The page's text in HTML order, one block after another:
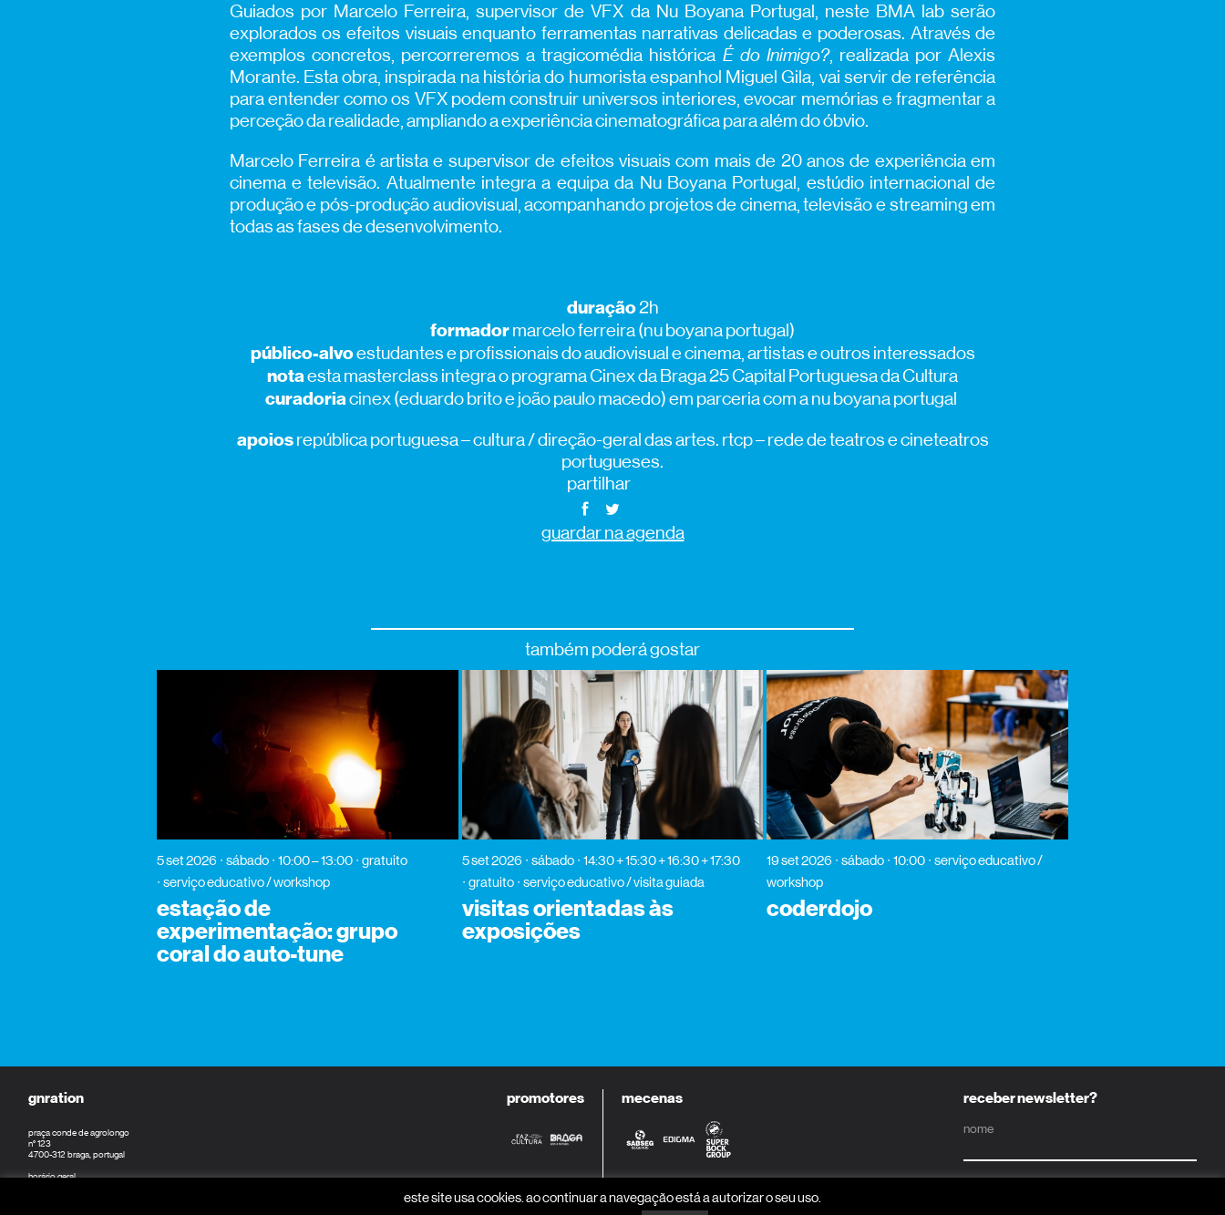
Guiados por Marcelo Ferreira, supervisor de VFX da Nu Boyana Portugal, neste BMA lab serão
explorados os efeitos visuais enquanto ferramentas narrativas delicadas e poderosas. Através de
exemplos concretos, percorreremos a tragicomédia histórica É do Inimigo?, realizada por Alexis
Morante. Esta obra, inspirada na história do humorista espanhol Miguel Gila, vai servir de referência
para entender como os VFX podem construir universos interiores, evocar memórias e fragmentar a
perceção da realidade, ampliando a experiência cinematográfica para além do óbvio.
Marcelo Ferreira é artista e supervisor de efeitos visuais com mais de 20 anos de experiência em
cinema e televisão. Atualmente integra a equipa da Nu Boyana Portugal, estúdio internacional de
produção e pós-produção audiovisual, acompanhando projetos de cinema, televisão e streaming em
todas as fases de desenvolvimento.
duração2h
formadormarcelo ferreira (nu boyana portugal)
público-alvoestudantes e profissionais do audiovisual e cinema, artistas e outros interessados
notaesta masterclass integra o programa Cinex da Braga 25 Capital Portuguesa da Cultura
curadoriacinex (eduardo brito e joão paulo macedo) em parceria com a nu boyana portugal
apoiosrepública portuguesa – cultura / direção-geral das artes. rtcp – rede de teatros e cineteatros
portugueses.
partilhar
guardar na agenda
também poderá gostar
5 set 2026 sábado 10:00 – 13:00 gratuito
serviço educativo / workshop
estação de
experimentação: grupo
coral do auto-tune
5 set 2026 sábado
14:30 + 15:30 + 16:30 + 17:30
gratuito
serviço educativo / visita guiada
visitas orientadas às
exposições
19 set 2026 sábado 10:00
serviço educativo /
workshop
coderdojo
gnration
praça conde de agrolongo
n° 123
4700-312 braga, portugal
horário geral
promotores
parceiros programa
mecenas
parceiros media
receber newsletter?
nome
este site usa cookies. ao continuar a navegação está a autorizar o seu uso.